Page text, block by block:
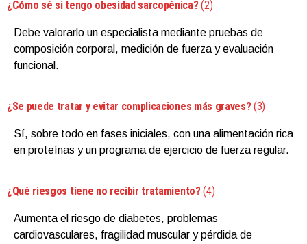
¿Cómo sé si tengo obesidad sarcopénica?(2)
Debe valorarlo un especialista mediante pruebas de
composición corporal, medición de fuerza y evaluación
funcional.
¿Se puede tratar y evitar complicaciones más graves?(3)
Sí, sobre todo en fases iniciales, con una alimentación rica
en proteínas y un programa de ejercicio de fuerza regular.
¿Qué riesgos tiene no recibir tratamiento?(4)
Aumenta el riesgo de diabetes, problemas
cardiovasculares, fragilidad muscular y pérdida de